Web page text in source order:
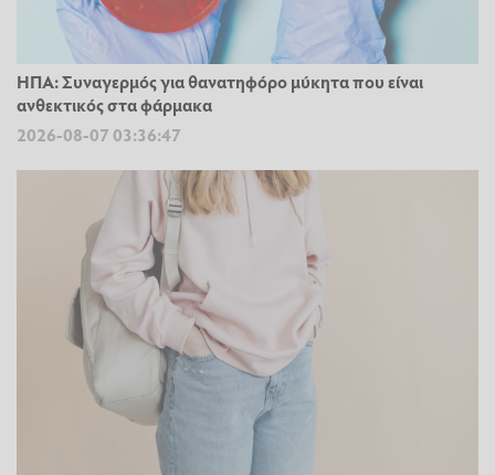
ΗΠΑ: Συναγερμός για θανατηφόρο μύκητα που είναι
ανθεκτικός στα φάρμακα
2026-08-07 03:36:47